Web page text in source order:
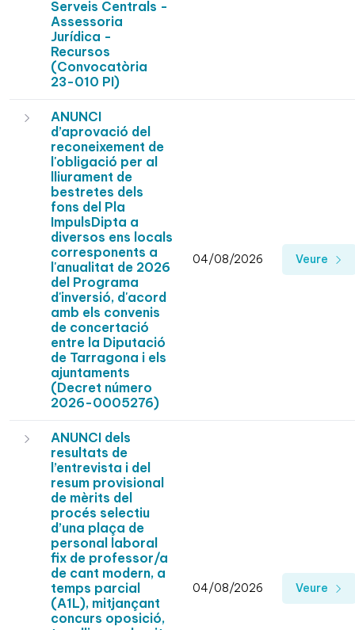
Serveis Centrals -
Assessoria
Jurídica -
Recursos
(Convocatòria
23-010 PI)
ANUNCI
d’aprovació del
reconeixement de
l'obligació per al
lliurament de
bestretes dels
fons del Pla
ImpulsDipta a
diversos ens locals
corresponents a
l'anualitat de 2026
del Programa
d'inversió, d'acord
amb els convenis
de concertació
entre la Diputació
de Tarragona i els
ajuntaments
(Decret número
2026-0005276)
04/08/2026 Veure
ANUNCI dels
resultats de
l’entrevista i del
resum provisional
de mèrits del
procés selectiu
d’una plaça de
personal laboral
fix de professor/a
de cant modern, a
temps parcial
(A1L), mitjançant
concurs oposició,
04/08/2026 Veure